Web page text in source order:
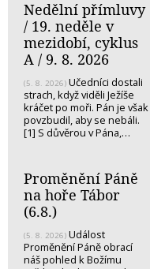
Nedělní přímluvy
/ 19. neděle v
mezidobí, cyklus
A / 9. 8. 2026
(5. 8. 2026) Učedníci dostali
strach, když viděli Ježíše
kráčet po moři. Pán je však
povzbudil, aby se nebáli.
[1] S důvěrou v Pána,…
Proměnění Páně
na hoře Tábor
(6.8.)
(5. 8. 2026) Událost
Proměnění Páně obrací
náš pohled k Božímu